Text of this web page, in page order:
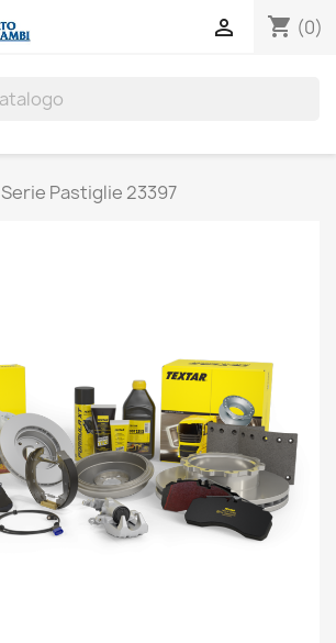
shopping_cart (0)

Serie Pastiglie 23397